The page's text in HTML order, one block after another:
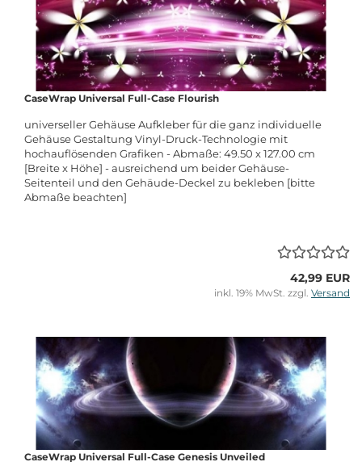
CaseWrap Universal Full-Case Flourish
universeller Gehäuse Aufkleber für die ganz individuelle
Gehäuse Gestaltung Vinyl-Druck-Technologie mit
hochauflösenden Grafiken - Abmaße: 49.50 x 127.00 cm
[Breite x Höhe] - ausreichend um beider Gehäuse-
Seitenteil und den Gehäude-Deckel zu bekleben [bitte
Abmaße beachten]
42,99 EUR
inkl. 19% MwSt. zzgl. Versand
CaseWrap Universal Full-Case Genesis Unveiled